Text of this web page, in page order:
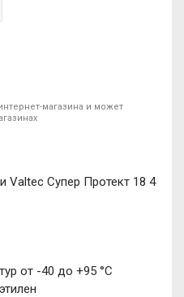
магазина и может
Valtec Супер Протект 18 4
от -40 до +95 °С